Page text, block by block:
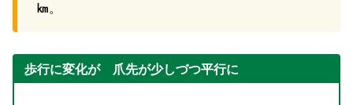
㎞。
歩行に変化が 爪先が少しづつ平行に